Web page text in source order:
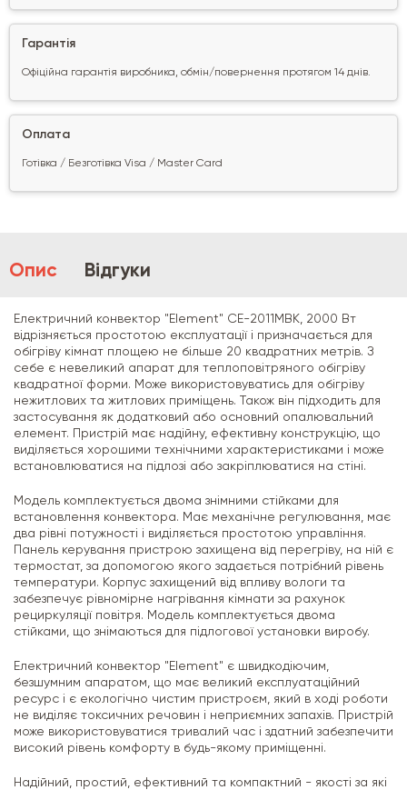
Гарантія
Офіційна гарантія виробника, обмін/повернення протягом 14 днів.
Оплата
Готівка / Безготівка Visa / Master Card
Опис Відгуки
Електричний конвектор "Element" CE-2011MBK, 2000 Вт
відрізняється простотою експлуатації і призначається для
обігріву кімнат площею не більше 20 квадратних метрів. З
себе є невеликий апарат для теплоповітряного обігріву
квадратної форми. Може використовуватись для обігріву
нежитлових та житлових приміщень. Також він підходить для
застосування як додатковий або основний опалювальний
елемент. Пристрій має надійну, ефективну конструкцію, що
виділяється хорошими технічними характеристиками і може
встановлюватися на підлозі або закріплюватися на стіні.
Модель комплектується двома знімними стійками для
встановлення конвектора. Має механічне регулювання, має
два рівні потужності і виділяється простотою управління.
Панель керування пристрою захищена від перегріву, на ній є
термостат, за допомогою якого задається потрібний рівень
температури. Корпус захищений від впливу вологи та
забезпечує рівномірне нагрівання кімнати за рахунок
рециркуляції повітря. Модель комплектується двома
стійками, що знімаються для підлогової установки виробу.
Електричний конвектор "Element" є швидкодіючим,
безшумним апаратом, що має великий експлуатаційний
ресурс і є екологічно чистим пристроєм, який в ході роботи
не виділяє токсичних речовин і неприємних запахів. Пристрій
може використовуватися тривалий час і здатний забезпечити
високий рівень комфорту в будь-якому приміщенні.
Надійний, простий, ефективний та компактний - якості за які